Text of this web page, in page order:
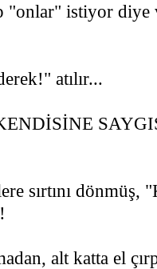
"onlar" istiyor diye
atılır...
sırtını dönmüş,
alt katta el